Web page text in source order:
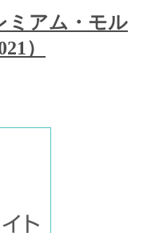
アム・モル
）